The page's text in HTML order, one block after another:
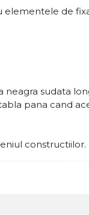
de
sudata
pana cand
constructiilor.